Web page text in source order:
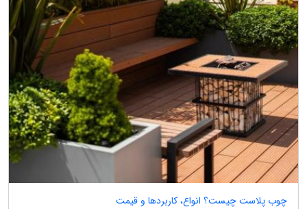
چوب پلاست چیست؟ انواع، کاربردها و قیمت